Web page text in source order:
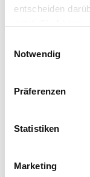
entscheiden
Trigger Symbol
können
bestimmten
Erfahren Sie
Notwendig
Präferenzen
Statistiken
Marketing